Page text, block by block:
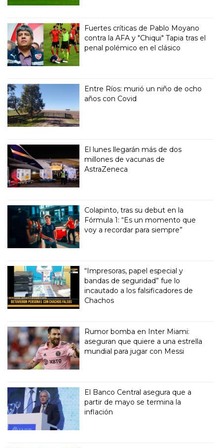
Fuertes críticas de Pablo Moyano
contra la AFA y "Chiqui" Tapia tras el
penal polémico en el clásico
Entre Ríos: murió un niño de ocho
años con Covid
El lunes llegarán más de dos
millones de vacunas de
AstraZeneca
Colapinto, tras su debut en la
Fórmula 1: “Es un momento que
voy a recordar para siempre”
“Impresoras, papel especial y
bandas de seguridad” fue lo
incautado a los falsificadores de
Chachos
Rumor bomba en Inter Miami:
aseguran que quiere a una estrella
mundial para jugar con Messi
El Banco Central asegura que a
partir de mayo se termina la
inflación